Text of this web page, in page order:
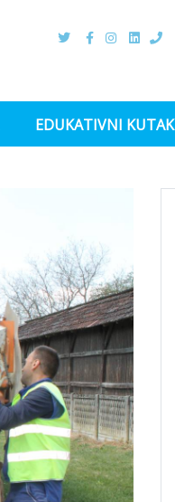
EDUKATIVNI KUTAK